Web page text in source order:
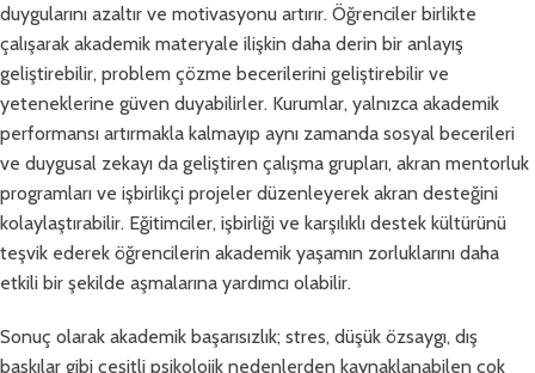
duygularını azaltır ve motivasyonu artırır. Öğrenciler birlikte
çalışarak akademik materyale ilişkin daha derin bir anlayış
geliştirebilir, problem çözme becerilerini geliştirebilir ve
yeteneklerine güven duyabilirler. Kurumlar, yalnızca akademik
performansı artırmakla kalmayıp aynı zamanda sosyal becerileri
ve duygusal zekayı da geliştiren çalışma grupları, akran mentorluk
programları ve işbirlikçi projeler düzenleyerek akran desteğini
kolaylaştırabilir. Eğitimciler, işbirliği ve karşılıklı destek kültürünü
teşvik ederek öğrencilerin akademik yaşamın zorluklarını daha
etkili bir şekilde aşmalarına yardımcı olabilir.
Sonuç olarak akademik başarısızlık; stres, düşük özsaygı, dış
baskılar gibi çeşitli psikolojik nedenlerden kaynaklanabilen çok